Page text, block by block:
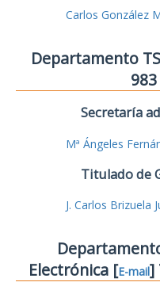
Carlos González
Departamento
Secretaría
Mª Ángeles
Titulado de
J. Carlos Brizuela
Electrónica [E-mail]